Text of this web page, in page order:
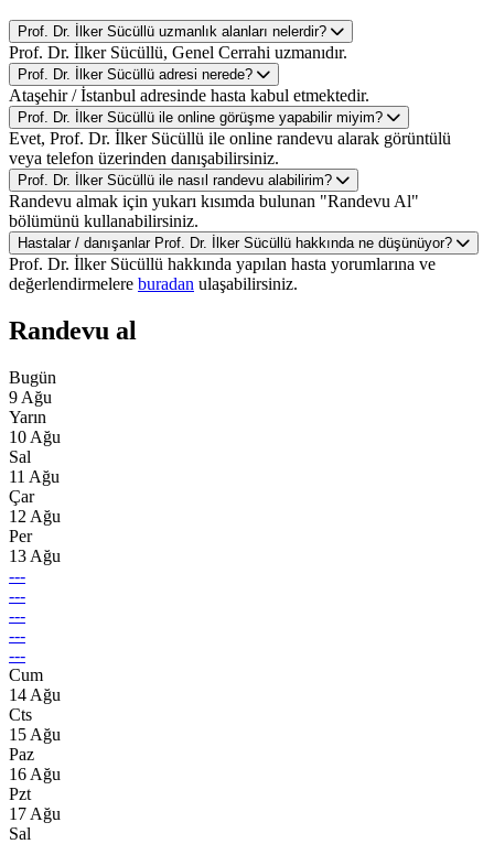
Prof. Dr. İlker Sücüllü uzmanlık alanları nelerdir?
Prof. Dr. İlker Sücüllü, Genel Cerrahi uzmanıdır.
Prof. Dr. İlker Sücüllü adresi nerede?
Ataşehir / İstanbul adresinde hasta kabul etmektedir.
Prof. Dr. İlker Sücüllü ile online görüşme yapabilir miyim?
Evet, Prof. Dr. İlker Sücüllü ile online randevu alarak görüntülü
veya telefon üzerinden danışabilirsiniz.
Prof. Dr. İlker Sücüllü ile nasıl randevu alabilirim?
Randevu almak için yukarı kısımda bulunan "Randevu Al"
bölümünü kullanabilirsiniz.
Hastalar / danışanlar Prof. Dr. İlker Sücüllü hakkında ne düşünüyor?
Prof. Dr. İlker Sücüllü hakkında yapılan hasta yorumlarına ve
değerlendirmelere buradan ulaşabilirsiniz.
Randevu al
Bugün
9 Ağu
Yarın
10 Ağu
Sal
11 Ağu
Çar
12 Ağu
Per
13 Ağu
---
---
---
---
---
Cum
14 Ağu
Cts
15 Ağu
Paz
16 Ağu
Pzt
17 Ağu
Sal